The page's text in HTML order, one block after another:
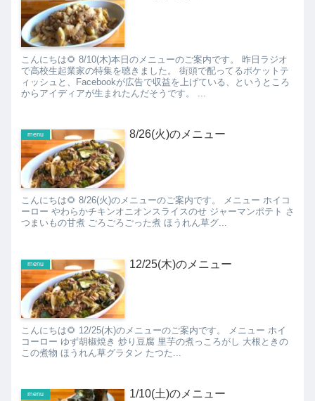
こんにちは🌻 8/10(木)本日のメニューのご案内です。 昨日ラジオ
で高校生起業家の特集を聴きました。 街頭で配ってるポケットテ
ィッシュと、Facebookが広告で収益を上げている、というところ
からアイディアが生まれたんだそうです。 ...
menu 8/26(火)のメニュー
こんにちは🌻 8/26(火)のメニューのご案内です。 メニュー ホイコ
ーロー やわらかチキンオニオンスライスのせ ジャーマンポテト さ
つまいもの甘煮 ごろごろごった煮 ほうれん草グ...
menu 12/25(木)のメニュー
こんにちは🌻 12/25(木)のメニューのご案内です。 メニュー ホイ
コーロー ゆず胡椒焼き 炒り豆腐 里芋の煮っころがし 大根ときの
この煮物 ほうれん草グラタン たつた...
menu 1/10(土)のメニュー